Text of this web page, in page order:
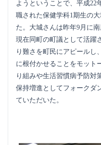
ようということで、平成22
職された保健学科1期生の
た。大城さんは昨年9月に
現在同町の町議として活躍
り難さを町民にアピールし
に根付かせることをモット
り組みや生活習慣病予防対
保持増進としてフォークダ
ていただいた。